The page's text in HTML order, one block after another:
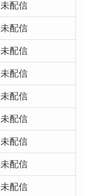
未配信
未配信
未配信
未配信
未配信
未配信
未配信
未配信
未配信